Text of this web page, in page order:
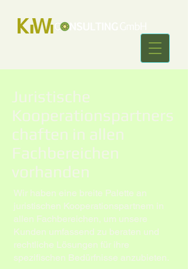
Juristische
Kooperationspartners
chaften in allen
Fachbereichen
vorhanden
Wir haben eine breite Palette an
juristischen Kooperationspartnern in
allen Fachbereichen, um unsere
Kunden umfassend zu beraten und
rechtliche Lösungen für ihre
spezifischen Bedürfnisse anzubieten.